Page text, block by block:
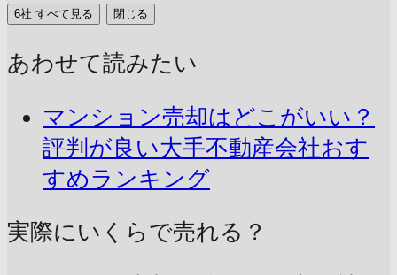
6社 すべて見る 閉じる
あわせて読みたい
マンション売却はどこがいい？
評判が良い大手不動産会社おす
すめランキング
実際にいくらで売れる？